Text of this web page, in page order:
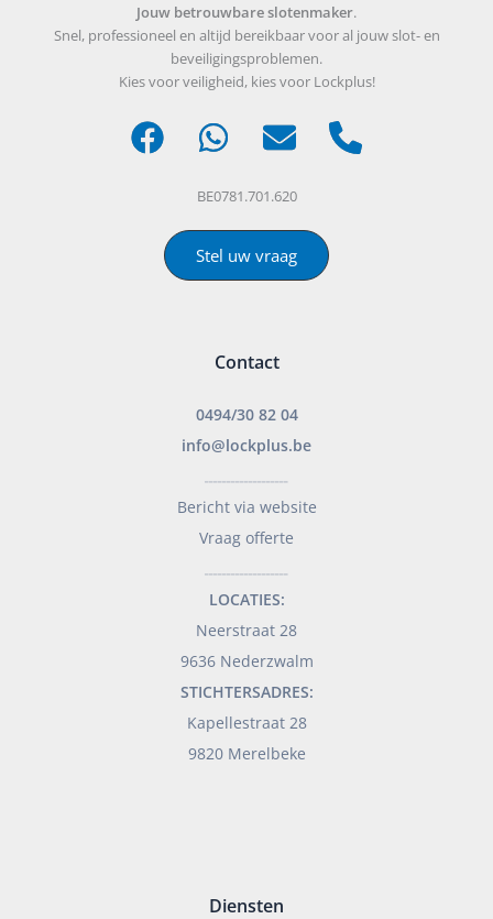
Jouw betrouwbare slotenmaker.
Snel, professioneel en altijd bereikbaar voor al jouw slot- en
beveiligingsproblemen.
Kies voor veiligheid, kies voor Lockplus!
BE0781.701.620
Stel uw vraag
Contact
0494/30 82 04
info@lockplus.be
Bericht via website
Vraag offerte
LOCATIES:
Neerstraat 28
9636 Nederzwalm
STICHTERSADRES:
Kapellestraat 28
9820 Merelbeke
Diensten